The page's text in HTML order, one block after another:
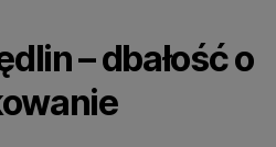
– dbałość o